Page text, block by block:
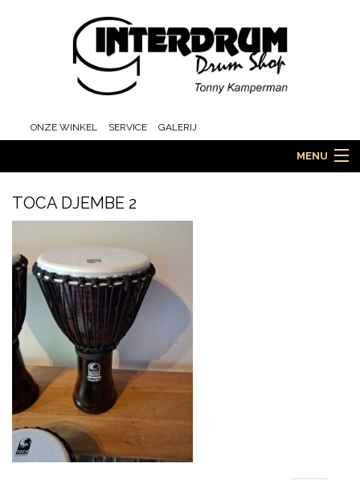
ONZE WINKEL SERVICE GALERIJ
MENU
DRUMS
ORCHESTRA EN MARCHING
CYMBALS
TOCA DJEMBE 2